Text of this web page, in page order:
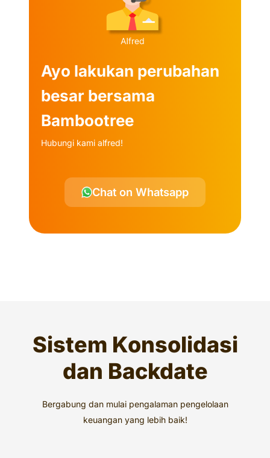
Ayo lakukan perubahan
besar bersama
Bambootree
Hubungi kami alfred!
Chat on Whatsapp
Sistem Konsolidasi
dan Backdate
Bergabung dan mulai pengalaman pengelolaan
keuangan yang lebih baik!